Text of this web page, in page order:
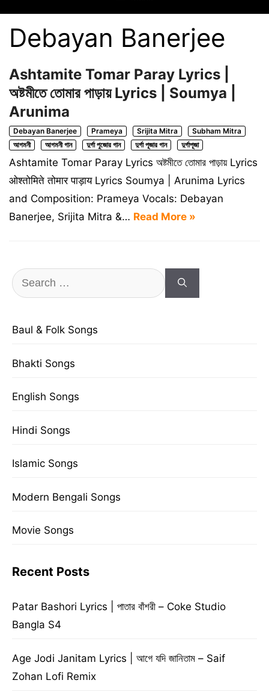
Debayan Banerjee
Ashtamite Tomar Paray Lyrics |
অষ্টমীতে তোমার পাড়ায় Lyrics | Soumya |
Arunima
Debayan Banerjee Prameya Srijita Mitra
Subham Mitra
আগমনী
আগমনী গান দুর্গা পুজোর গান দুর্গা পূজার গান দুর্গাপূজা
Ashtamite Tomar Paray Lyrics অষ্টমীতে তোমার পাড়ায় Lyrics
ओश्तोमिते तोमार पाड़ाय Lyrics Soumya | Arunima Lyrics
and Composition: Prameya Vocals: Debayan
Banerjee, Srijita Mitra &… Read More »
Search
for:
Baul & Folk Songs
Bhakti Songs
English Songs
Hindi Songs
Islamic Songs
Modern Bengali Songs
Movie Songs
Recent Posts
Patar Bashori Lyrics | পাতার বাঁশরী – Coke Studio
Bangla S4
Age Jodi Janitam Lyrics | আগে যদি জানিতাম – Saif
Zohan Lofi Remix